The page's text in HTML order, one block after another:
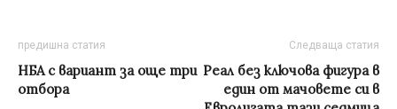
предишна статия
НБА с вариант за още три
отбора
Следваща статия
Реал без ключова фигура в
един от мачовете си в